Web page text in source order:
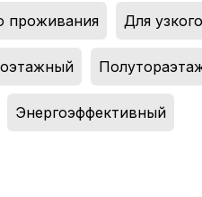
проживания Для
Энергоэффективный